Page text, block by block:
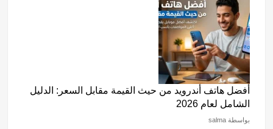
أفضل هاتف أندرويد من حيث القيمة مقابل السعر: الدليل
الشامل لعام 2026
بواسطة salma